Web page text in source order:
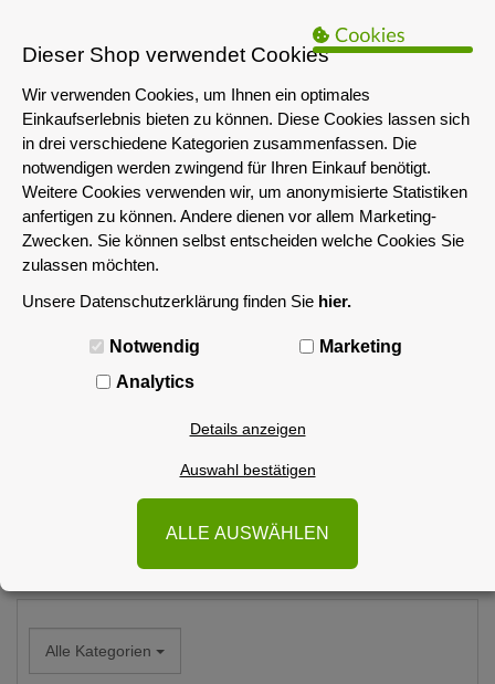
Das servershop-bayern.de Angebot richtet sich nur an
Unternehmen i.S.d. § 14 BGB sowie die öffentliche Hand. Ein Verkauf
an Privatpersonen ist nicht möglich.
MENÜ
Alle Kategorien
Dieser Shop verwendet Cookies
Wir verwenden Cookies, um Ihnen ein optimales
Einkaufserlebnis bieten zu können. Diese Cookies lassen sich
in drei verschiedene Kategorien zusammenfassen. Die
notwendigen werden zwingend für Ihren Einkauf benötigt.
Weitere Cookies verwenden wir, um anonymisierte Statistiken
anfertigen zu können. Andere dienen vor allem Marketing-
Zwecken. Sie können selbst entscheiden welche Cookies Sie
zulassen möchten.
Unsere Datenschutzerklärung finden Sie hier.
Notwendig
Marketing
Analytics
Details anzeigen
Auswahl bestätigen
ALLE AUSWÄHLEN